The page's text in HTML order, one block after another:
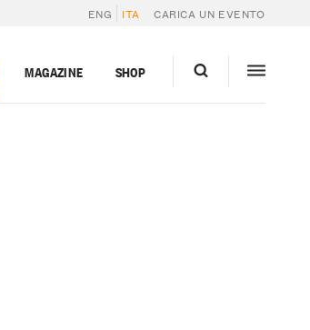
ENG ITA CARICA UN EVENTO
MAGAZINE SHOP